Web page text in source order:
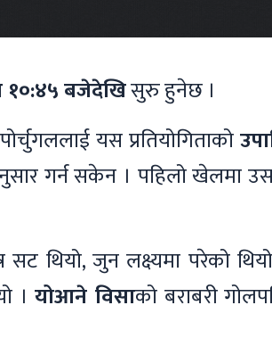
१०:४५ बजेदेखिसुरु हुनेछ ।
यस प्रतियोगिताको
गर्न सकेन । पहिलो खेलमा
थियो, जुन लक्ष्यमा परेको
।योआने विसाको बराबरी